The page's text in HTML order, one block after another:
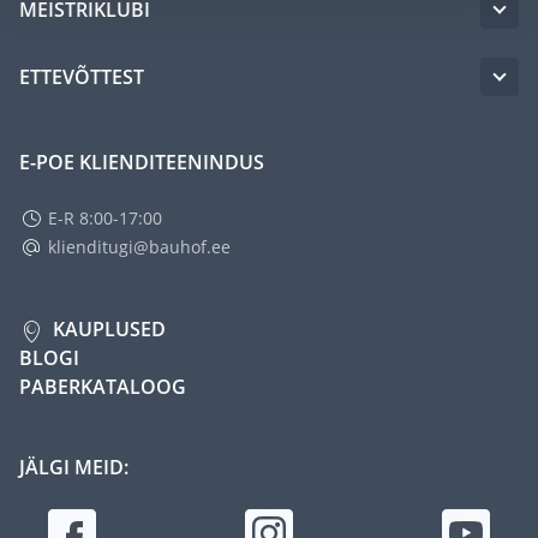
MEISTRIKLUBI
ETTEVÕTTEST
E-POE KLIENDITEENINDUS
E-R 8:00-17:00
klienditugi@bauhof.ee
KAUPLUSED
BLOGI
PABERKATALOOG
JÄLGI MEID: